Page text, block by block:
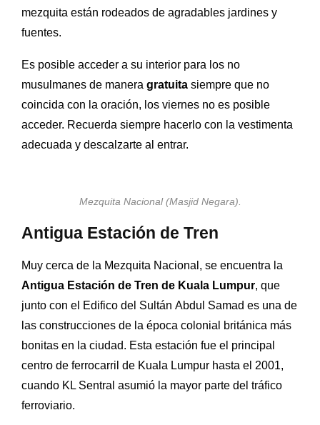
mezquita están rodeados de agradables jardines y
fuentes.
Es posible acceder a su interior para los no
musulmanes de manera gratuita siempre que no
coincida con la oración, los viernes no es posible
acceder. Recuerda siempre hacerlo con la vestimenta
adecuada y descalzarte al entrar.
Mezquita Nacional (Masjid Negara).
Antigua Estación de Tren
Muy cerca de la Mezquita Nacional, se encuentra la
Antigua Estación de Tren de Kuala Lumpur, que
junto con el Edifico del Sultán Abdul Samad es una de
las construcciones de la época colonial británica más
bonitas en la ciudad. Esta estación fue el principal
centro de ferrocarril de Kuala Lumpur hasta el 2001,
cuando KL Sentral asumió la mayor parte del tráfico
ferroviario.